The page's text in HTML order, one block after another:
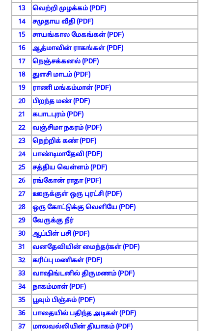
13
வெற்றி முழக்கம் (PDF)
14
சமுதாய வீதி (PDF)
15
சாயங்கால மேகங்கள் (PDF)
16
ஆத்மாவின் ராகங்கள் (PDF)
17
நெஞ்சக்கனல் (PDF)
18
துளசி மாடம் (PDF)
19
ராணி மங்கம்மாள் (PDF)
20
பிறந்த மண் (PDF)
21
கபாடபுரம் (PDF)
22
வஞ்சிமா நகரம் (PDF)
23
நெற்றிக் கண் (PDF)
24
பாண்டிமாதேவி (PDF)
25
சத்திய வெள்ளம் (PDF)
26
ரங்கோன் ராதா (PDF)
27
ஊருக்குள் ஒரு புரட்சி (PDF)
28
ஒரு கோட்டுக்கு வெளியே (PDF)
29
வேருக்கு நீர்
30
ஆப்பிள் பசி (PDF)
31
வனதேவியின் மைந்தர்கள் (PDF)
32
கரிப்பு மணிகள் (PDF)
33
வாஷிங்டனில் திருமணம் (PDF)
34
நாகம்மாள் (PDF)
35
பூவும் பிஞ்சும் (PDF)
36
பாதையில் பதிந்த அடிகள் (PDF)
37
மாலவல்லியின் தியாகம் (PDF)